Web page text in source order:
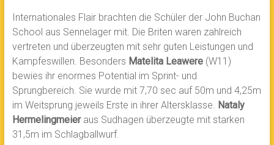
Internationales Flair brachten die Schüler der John Buchan
School aus Sennelager mit. Die Briten waren zahlreich
vertreten und überzeugten mit sehr guten Leistungen und
Kampfeswillen. Besonders Matelita Leawere(W11)
bewies ihr enormes Potential im Sprint- und
Sprungbereich. Sie wurde mit 7,70 sec auf 50m und 4,25m
im Weitsprung jeweils Erste in ihrer Altersklasse. Nataly
Hermelingmeieraus Sudhagen überzeugte mit starken
31,5m im Schlagballwurf.